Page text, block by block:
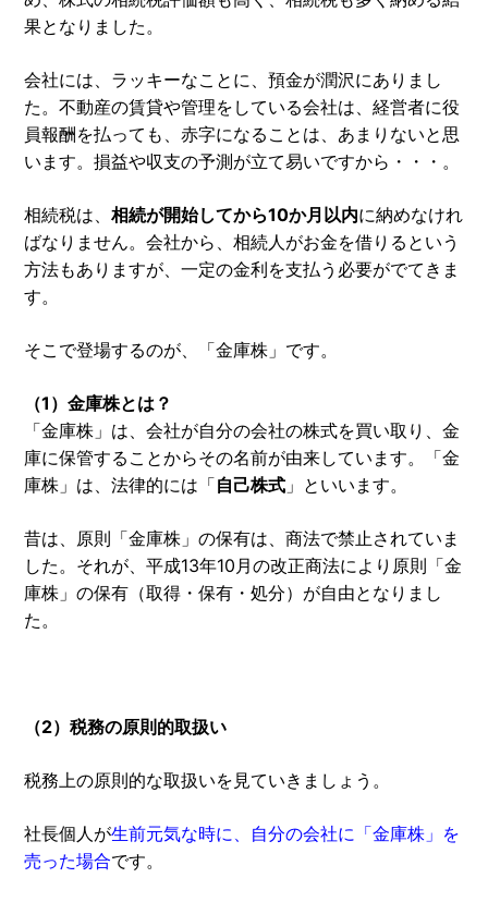
果となりました。
会社には、ラッキーなことに、預金が潤沢にありまし
た。不動産の賃貸や管理をしている会社は、経営者に役
員報酬を払っても、赤字になることは、あまりないと思
います。損益や収支の予測が立て易いですから・・・。
相続税は、相続が開始してから10か月以内に納めなけれ
ばなりません。会社から、相続人がお金を借りるという
方法もありますが、一定の金利を支払う必要がでてきま
す。
そこで登場するのが、「金庫株」です。
（1）金庫株とは？
「金庫株」は、会社が自分の会社の株式を買い取り、金
庫に保管することからその名前が由来しています。「金
庫株」は、法律的には「自己株式 」といいます。
昔は、原則「金庫株」の保有は、商法で禁止されていま
した。それが、平成13年10月の改正商法により原則「金
庫株」の保有（取得・保有・処分）が自由となりまし
た。
（2）税務の原則的取扱い
税務上の原則的な取扱いを見ていきましょう。
社長個人が生前元気な時に、自分の会社に「金庫株」を
売った場合です。